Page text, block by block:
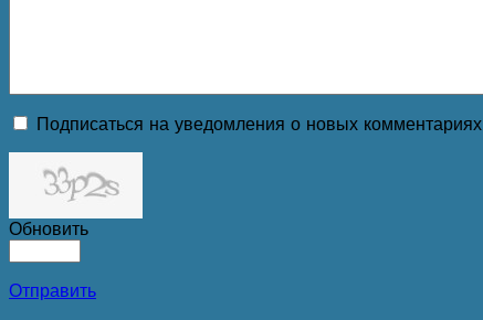
Подписаться на уведомления о новых комментариях
Обновить
Отправить